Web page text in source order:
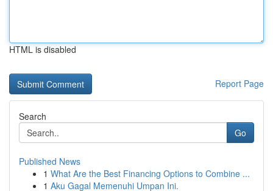
HTML is disabled
Report Page
Search
Go
Published News
1 What Are the Best Financing Options to Combine ...
1 Aku Gagal Memenuhi Umpan Ini.